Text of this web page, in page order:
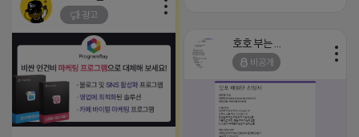
과비용은 본인부담입니다.
광고
비공개